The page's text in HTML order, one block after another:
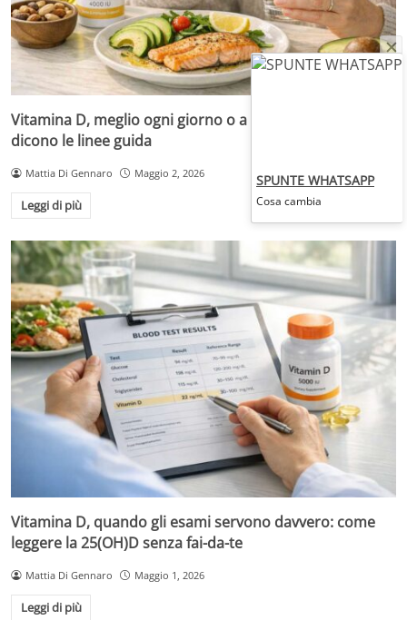
Vitamina D, meglio ogni giorno o a boli mensili? Cosa
dicono le linee guida
Mattia Di Gennaro Maggio 2, 2026
Leggi di più
Vitamina D, quando gli esami servono davvero: come
leggere la 25(OH)D senza fai-da-te
Mattia Di Gennaro Maggio 1, 2026
Leggi di più
SPUNTE WHATSAPP
Cosa cambia